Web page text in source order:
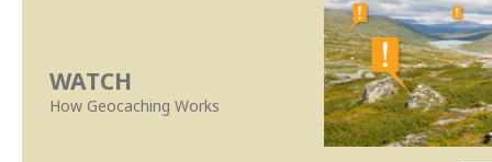
WATCH
How Geocaching Works